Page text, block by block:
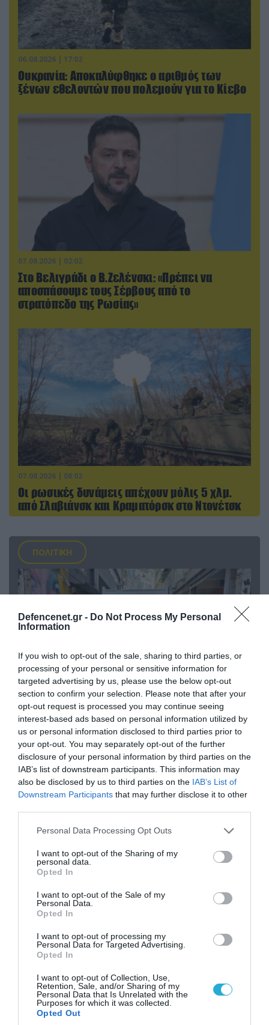
Defencenet.gr - Do Not Process My Personal
Information
If you wish to opt-out of the sale, sharing to third parties, or
processing of your personal or sensitive information for
targeted advertising by us, please use the below opt-out
section to confirm your selection. Please note that after your
opt-out request is processed you may continue seeing
interest-based ads based on personal information utilized by
us or personal information disclosed to third parties prior to
your opt-out. You may separately opt-out of the further
disclosure of your personal information by third parties on the
IAB’s list of downstream participants. This information may
also be disclosed by us to third parties on the IAB’s List of
Downstream Participants that may further disclose it to other
Please note that this website/app uses one or more Google
not limited to your visit or usage behaviour. You may click to
grant or deny consent to Google and its third-party tags to
use your data for below specified purposes in below Google
consent section.
Personal Data Processing Opt Outs
I want to opt-out of the Sharing of my
personal data.
Opted In
I want to opt-out of the Sale of my
Personal Data.
Opted In
I want to opt-out of processing my
Personal Data for Targeted Advertising.
Opted In
I want to opt-out of Collection, Use,
Retention, Sale, and/or Sharing of my
Personal Data that Is Unrelated with the
Purposes for which it was collected.
Opted Out
06.08.2026 | 17:02
Ουκρανία: Αποκαλύφθηκε ο αριθμός των
ξένων εθελοντών που πολεμούν για το Κίεβο
07.08.2026 | 02:02
Στο Βελιγράδι ο Β.Ζελένσκι: «Πρέπει να
αποσπάσουμε τους Σέρβους από το
στρατόπεδο της Ρωσίας»
07.08.2026 | 08:02
Οι ρωσικές δυνάμεις απέχουν μόλις 5 χλμ.
από Σλαβιάνσκ και Κραματόρσκ στο Ντονέτσκ
ΠΟΛΙΤΙΚΗ
06.08.2026 | 14:02
«Επιχείρηση ελεύθερα πεζοδρόμια» στην
Αθήνα: Απομακρύνθηκαν παράνομα
αντικείμενα από κοινόχρηστους χώρους
«Οι εντελώς αθώοι»: Η ανάρτηση του Αρκά για
τα ζώα που χάθηκαν στις πυρκαγιές της
Αττικής (φωτο)